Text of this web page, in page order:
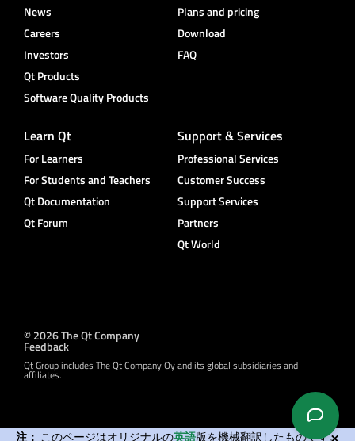
注： このページはオリジナルの英語版を機械翻訳したものです。
News
Careers
Investors
Qt Products
Software Quality Products
Plans and pricing
Download
FAQ
Learn Qt
For Learners
For Students and Teachers
Qt Documentation
Qt Forum
Support & Services
Professional Services
Customer Success
Support Services
Partners
Qt World
© 2026 The Qt Company
Feedback
Qt Group includes The Qt Company Oy and its global subsidiaries and
affiliates.